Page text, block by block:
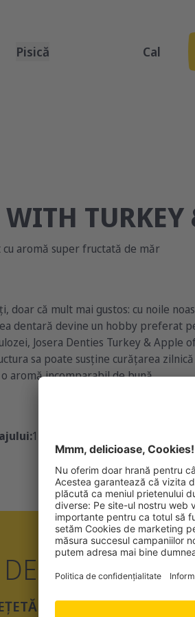
Pisică Cal
TURKEY
aromă super fructată de măr
doar că mult mai gustos: cu noile
dentară devine un hobby preferat
Josera Denties Turkey & Apple
sa poate susține curățarea
aromă incomparabil de bună.
13x180g
DENTIES WITH
FĂRĂ CEREALE